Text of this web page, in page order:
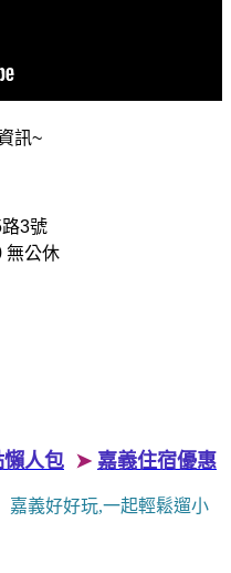
訊~
3號
無公休
人包 ➤ 嘉義住宿優惠
嘉義好好玩,一起輕鬆遛小